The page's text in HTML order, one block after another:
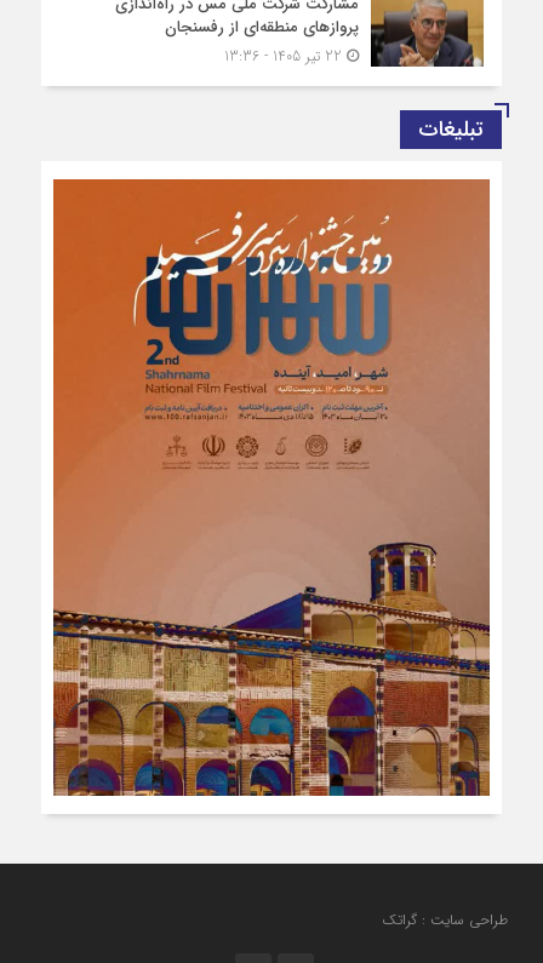
پروازهای منطقه‌ای از رفسنجان
تبلیغات
طراحی سایت : گراتک